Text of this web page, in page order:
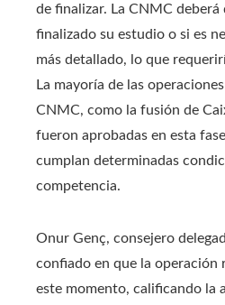
de finalizar. La CNMC deberá
finalizado su estudio o si es
más detallado, lo que
La mayoría de las
CNMC, como la fusión de
fueron aprobadas en esta
cumplan determinadas
competencia.
Onur Genç, consejero
confiado en que la operación
este momento, calificando la